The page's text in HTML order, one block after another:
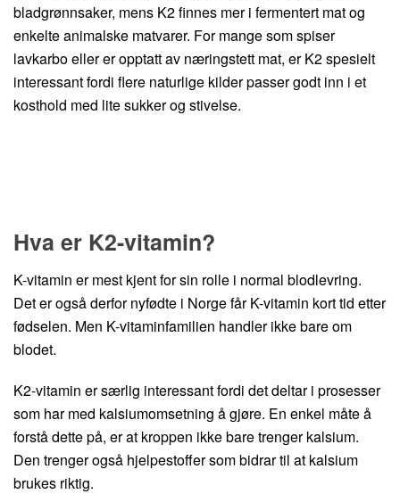
bladgrønnsaker, mens K2 finnes mer i fermentert mat og
enkelte animalske matvarer. For mange som spiser
lavkarbo eller er opptatt av næringstett mat, er K2 spesielt
interessant fordi flere naturlige kilder passer godt inn i et
kosthold med lite sukker og stivelse.
Hva er K2-vitamin?
K-vitamin er mest kjent for sin rolle i normal blodlevring.
Det er også derfor nyfødte i Norge får K-vitamin kort tid etter
fødselen. Men K-vitaminfamilien handler ikke bare om
blodet.
K2-vitamin er særlig interessant fordi det deltar i prosesser
som har med kalsiumomsetning å gjøre. En enkel måte å
forstå dette på, er at kroppen ikke bare trenger kalsium.
Den trenger også hjelpestoffer som bidrar til at kalsium
brukes riktig.